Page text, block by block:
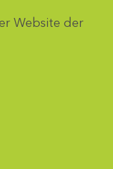
Website der
auswählen